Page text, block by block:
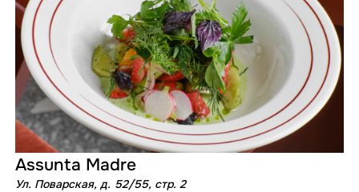
Assunta Madre
Ул. Поварская, д. 52/55, стр. 2